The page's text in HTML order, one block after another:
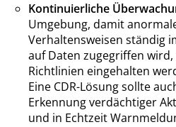
Kontinuierliche
Umgebung, damit
Verhaltensweisen ständig
auf Daten zugegriffen
Richtlinien eingehalten
Eine CDR-Lösung sollte
Erkennung verdächtiger
und in Echtzeit